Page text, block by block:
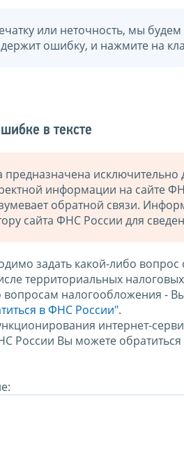
или неточность, мы
ошибку, и нажмите на
в тексте
исключительно
информации на сайте
обратной связи.
сайта ФНС России для
задать какой-либо
территориальных
вопросам налогообложения -
в ФНС России".
интернет-
России Вы можете обратиться